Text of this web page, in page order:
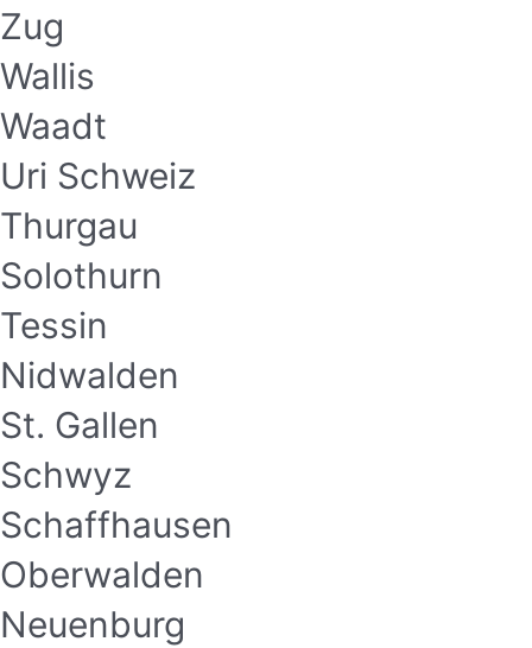
Zug
Wallis
Waadt
Uri Schweiz
Thurgau
Solothurn
Tessin
Nidwalden
St. Gallen
Schwyz
Schaffhausen
Oberwalden
Neuenburg